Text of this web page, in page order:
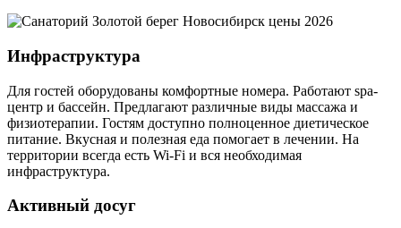
Инфраструктура
Для гостей оборудованы комфортные номера. Работают spa-
центр и бассейн. Предлагают различные виды массажа и
физиотерапии. Гостям доступно полноценное диетическое
питание. Вкусная и полезная еда помогает в лечении. На
территории всегда есть Wi-Fi и вся необходимая
инфраструктура.
Активный досуг